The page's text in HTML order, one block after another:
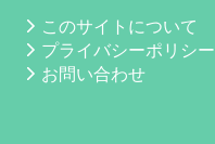
このサイトについて
プライバシーポリシー
お問い合わせ